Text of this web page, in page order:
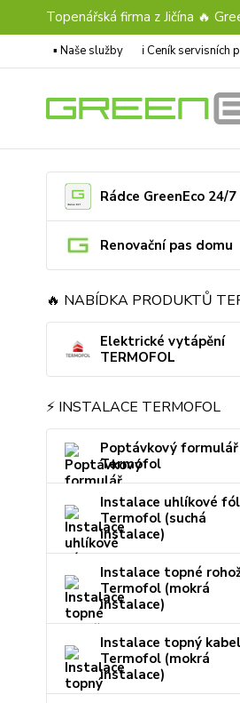
Topenářská firma z Jičína 🔥
▪️ Naše služby ℹ︎ Ceník servisních
Rádce GreenEco 24/7
Renovační pas domu
🔥 NABÍDKA PRODUKTŮ
Elektrické vytápění
TERMOFOL
⚡ INSTALACE TERMOFOL
Poptávkový formulář
Termofol
Instalace uhlíkové
Termofol (suchá
instalace)
Instalace topné
Termofol (mokrá
instalace)
Instalace topný kabel
Termofol (mokrá
instalace)